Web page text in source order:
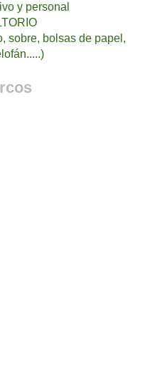
y personal
sobre, bolsas de papel,